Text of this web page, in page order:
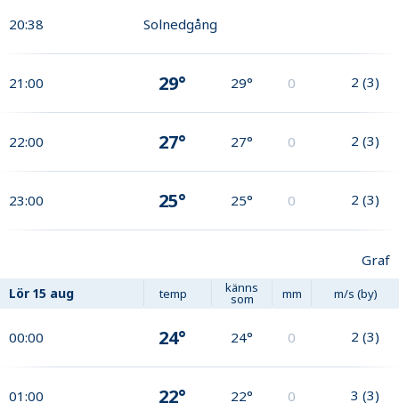
20:38 Solnedgång
21:00 29° 29° 0 2 (3)
22:00 27° 27° 0 2 (3)
23:00 25° 25° 0 2 (3)
Graf
Lör 15 aug temp känns
som mm m/s (by)
00:00 24° 24° 0 2 (3)
01:00 22° 22° 0 3 (3)